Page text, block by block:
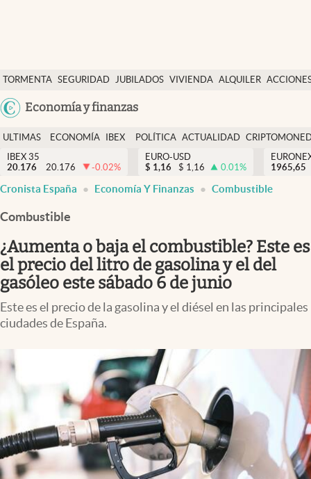
TORMENTA SEGURIDAD JUBILADOS VIVIENDA ALQUILER
USA
Colombia
Economía y finanzas
Economía y finanzas
Política
Actualidad
Criptomonedas
España
ULTIMAS
NOTICIAS
ECONOMÍA
FINANZAS
IBEX
EURO
POLÍTICA ACTUALIDAD
IBEX 35
20.176
20.176 -0.02%
EURO-USD
$ 1,16 $ 1,16 0.01%
1965,65
Cronista España Economía Y Finanzas Combustible
Combustible
¿Aumenta o baja el combustible? Este es
el precio del litro de gasolina y el del
gasóleo este sábado 6 de junio
Este es el precio de la gasolina y el diésel en las principales
ciudades de España.